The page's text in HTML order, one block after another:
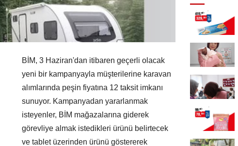
BİM, 3 Haziran'dan itibaren geçerli olacak
yeni bir kampanyayla müşterilerine karavan
alımlarında peşin fiyatına 12 taksit imkanı
sunuyor. Kampanyadan yararlanmak
isteyenler, BİM mağazalarına giderek
görevliye almak istedikleri ürünü belirtecek
ve tablet üzerinden ürünü göstererek